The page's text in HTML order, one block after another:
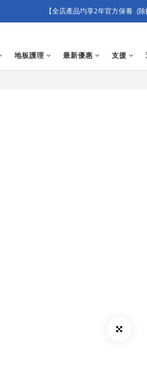
【買滿 $500 免運費】
【全店產品圴享2年官方保養  (除
【買滿 $500 免運費】
地板護理 最新優惠 支援